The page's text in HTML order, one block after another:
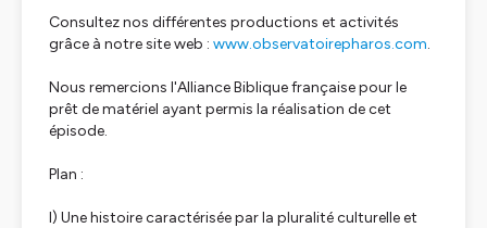
Consultez nos différentes productions et activités
grâce à notre site web : www.observatoirepharos.com.
Nous remercions l'Alliance Biblique française pour le
prêt de matériel ayant permis la réalisation de cet
épisode.
Plan :
I) Une histoire caractérisée par la pluralité culturelle et